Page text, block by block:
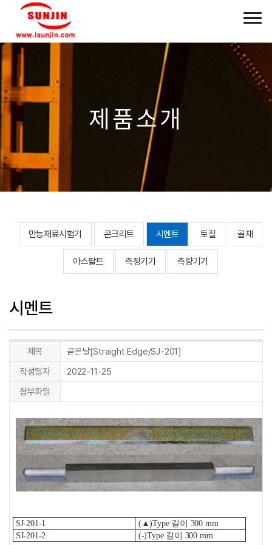
제품소개
만능재료시험기 콘크리트 시멘트 토질 골재
아스팔트 측정기기 측량기기
시멘트
제목
곧은날[Straight Edge/SJ-201]
작성일자
2022-11-25
첨부파일
SJ-201-1
(▲)Type 길이 300 mm
SJ-201-2
(-)Type 길이 300 mm